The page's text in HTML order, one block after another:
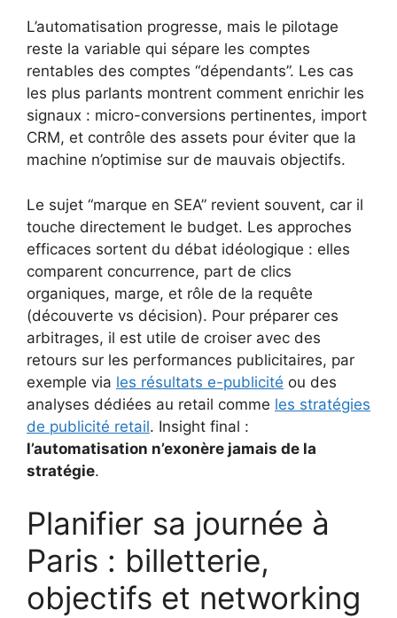
L’automatisation progresse, mais le pilotage
reste la variable qui sépare les comptes
rentables des comptes “dépendants”. Les cas
les plus parlants montrent comment enrichir les
signaux : micro-conversions pertinentes, import
CRM, et contrôle des assets pour éviter que la
machine n’optimise sur de mauvais objectifs.
Le sujet “marque en SEA” revient souvent, car il
touche directement le budget. Les approches
efficaces sortent du débat idéologique : elles
comparent concurrence, part de clics
organiques, marge, et rôle de la requête
(découverte vs décision). Pour préparer ces
arbitrages, il est utile de croiser avec des
retours sur les performances publicitaires, par
exemple via les résultats e-publicité ou des
analyses dédiées au retail comme les stratégies
de publicité retail. Insight final :
l’automatisation n’exonère jamais de la
stratégie.
Planifier sa journée à
Paris : billetterie,
objectifs et networking